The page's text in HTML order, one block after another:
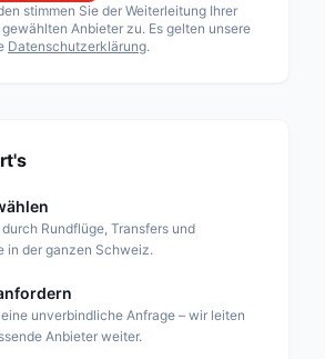
AG
AG / Heli Academy
AG
80 Ltd
SA
AG
stimmen Sie der Weiterleitung Ihrer
Anbieter zu. Es gelten unsere
Datenschutzerklärung.
Rundflüge, Transfers und
in der ganzen Schweiz.
unverbindliche Anfrage – wir leiten
Anbieter weiter.